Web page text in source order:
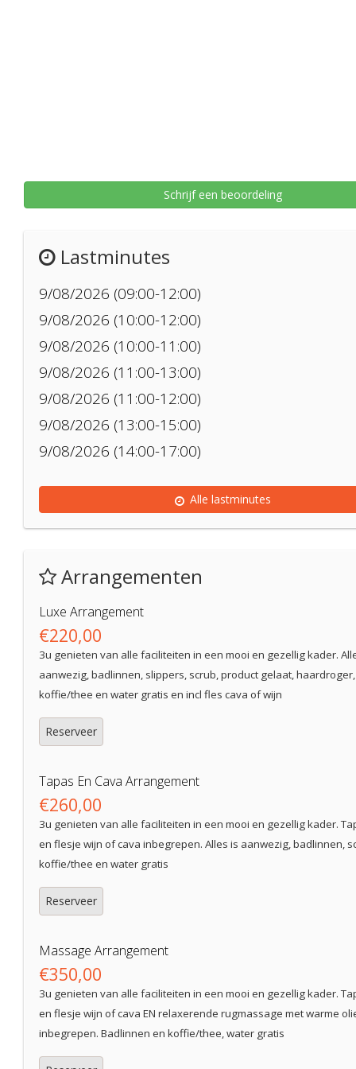
Schrijf een beoordeling
Lastminutes
9/08/2026 (09:00-12:00)
9/08/2026 (10:00-12:00)
9/08/2026 (10:00-11:00)
9/08/2026 (11:00-13:00)
9/08/2026 (11:00-12:00)
9/08/2026 (13:00-15:00)
9/08/2026 (14:00-17:00)
Alle lastminutes
Arrangementen
Luxe Arrangement
€220,00
3u genieten van alle faciliteiten in een mooi en gezellig kader.
aanwezig, badlinnen, slippers, scrub, product gelaat,
koffie/thee en water gratis en incl fles cava of wijn
Reserveer
Tapas En Cava Arrangement
€260,00
3u genieten van alle faciliteiten in een mooi en gezellig kader.
en flesje wijn of cava inbegrepen. Alles is aanwezig, badlinnen,
koffie/thee en water gratis
Reserveer
Massage Arrangement
€350,00
3u genieten van alle faciliteiten in een mooi en gezellig kader.
en flesje wijn of cava EN relaxerende rugmassage met warme
inbegrepen. Badlinnen en koffie/thee, water gratis